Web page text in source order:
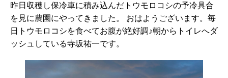
昨日収穫し保冷車に積み込んだトウモロコシの予冷具合
を見に農園にやってきました。 おはようございます。毎
日トウモロコシを食べてお腹が絶好調♪朝からトイレへダ
ッシュしている寺坂祐一です。